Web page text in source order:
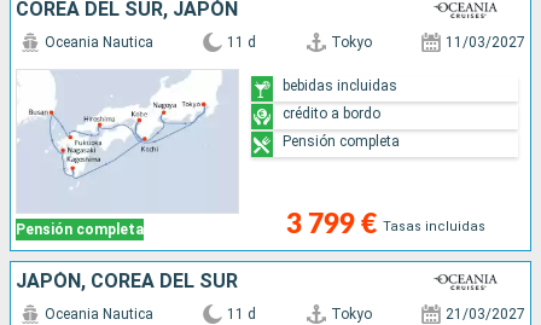
COREA DEL SUR, JAPÓN
Pensión completa
Oceania Nautica 11 d Tokyo 11/03/2027
3 799 € Tasas incluidas
bebidas incluidas
crédito a bordo
Pensión completa
JAPÓN, COREA DEL SUR
Oceania Nautica 11 d Tokyo 21/03/2027